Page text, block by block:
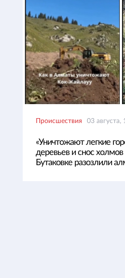
Происшествия 03 августа,
«Уничтожают легкие
деревьев и снос
Бутаковке разозлили